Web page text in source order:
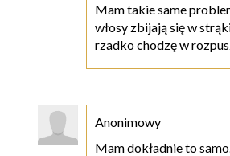
Mam takie same
włosy zbijają się w
rzadko chodzę w
Anonimowy
Mam dokładnie to